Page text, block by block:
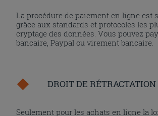
La procédure de paiement en ligne est
grâce aux standards et protocoles les
cryptage des données. Vous pouvez
bancaire, Paypal ou virement bancaire.
DROIT DE RÉTRACTATION
Seulement pour les achats en ligne la